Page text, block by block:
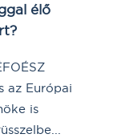
élő
az Európai
is